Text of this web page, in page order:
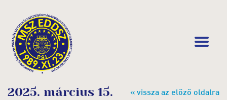
« vissza az előző oldalra
2025. március 15.